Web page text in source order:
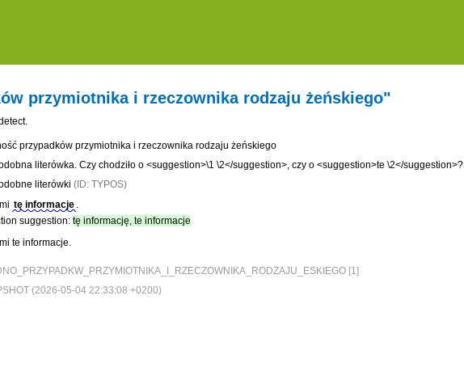
przymiotnika i rzeczownika rodzaju żeńskiego"
przypadków przymiotnika i rzeczownika rodzaju żeńskiego
literówka. Czy chodziło o <suggestion>\1 \2</suggestion>, czy o <suggestion>te \2</suggestion>?
literówki (ID: TYPOS)
tę informacje .
suggestion: tę informację, te informacje
te informacje.
[1]
(2026-05-04 22:33:08 +0200)